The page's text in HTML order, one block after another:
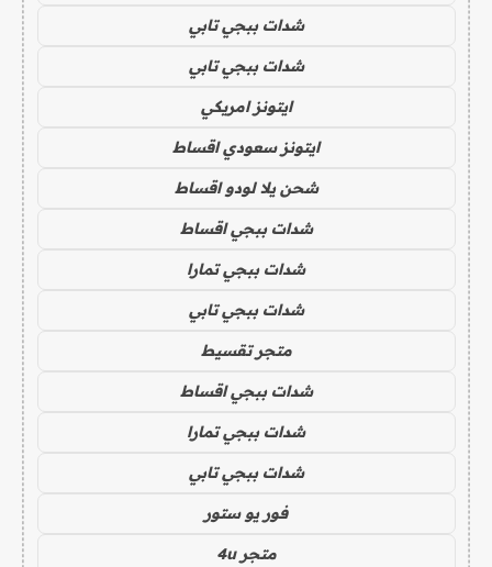
شدات ببجي تابي
شدات ببجي تابي
ايتونز امريكي
ايتونز سعودي اقساط
شحن يلا لودو اقساط
شدات ببجي اقساط
شدات ببجي تمارا
شدات ببجي تابي
متجر تقسيط
شدات ببجي اقساط
شدات ببجي تمارا
شدات ببجي تابي
فور يو ستور
متجر 4u